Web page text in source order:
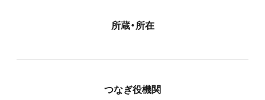
所蔵・所在
つなぎ役機関